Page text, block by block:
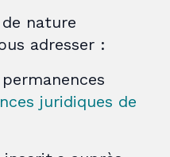
nature
adresser :
juridiques de